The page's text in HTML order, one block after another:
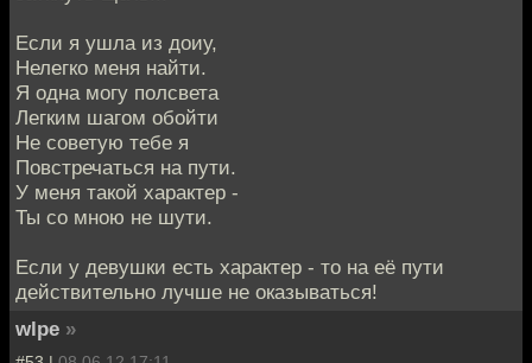
Если я ушла из доиу,
Нелегко меня найти.
Я одна могу полсвета
Легким шагом обойти
Не советую тебе я
Повстречаться на пути.
У меня такой характер -
Ты со мною не шути.
Если у девушки есть характер - то на её пути
действительно лучше не оказываться!
wlpe »